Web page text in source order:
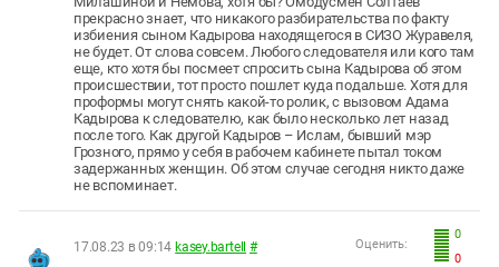
прекрасно знает, что никакого разбирательства по факту
избиения сыном Кадырова находящегося в СИЗО Журавеля,
не будет. От слова совсем. Любого следователя или кого там
еще, кто хотя бы посмеет спросить сына Кадырова об этом
происшествии, тот просто пошлет куда подальше. Хотя для
проформы могут снять какой-то ролик, с вызовом Адама
Кадырова к следователю, как было несколько лет назад
после того. Как другой Кадыров – Ислам, бывший мэр
Грозного, прямо у себя в рабочем кабинете пытал током
задержанных женщин. Об этом случае сегодня никто даже
не вспоминает.
0
0
Оценить:
17.08.23 в 09:14 kasey.bartell #